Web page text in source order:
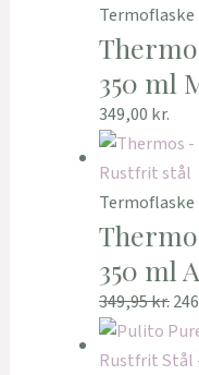
Termoflaske
350 ml
349,00 kr.
Termoflaske
350 ml
349,95kr.